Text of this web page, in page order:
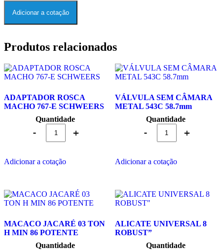
Adicionar a cotação
Produtos relacionados
ADAPTADOR ROSCA
MACHO 767-E SCHWEERS
Quantidade
Adicionar a cotação
VÁLVULA SEM CÂMARA
METAL 543C 58.7mm
Quantidade
Adicionar a cotação
MACACO JACARÉ 03 TON
H MIN 86 POTENTE
Quantidade
ALICATE UNIVERSAL 8
ROBUST”
Quantidade